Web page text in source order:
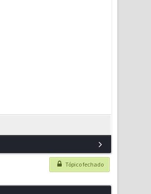
Tópico fechado